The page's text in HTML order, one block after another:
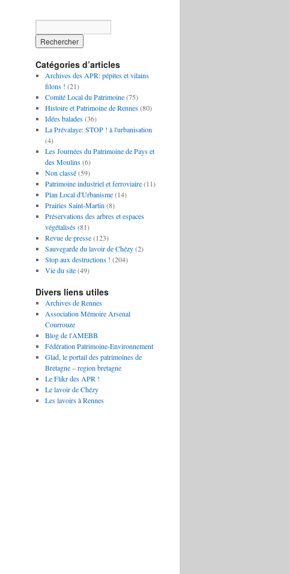
Catégories d’articles
Archives des APR: pépites et vilains
filons ! (21)
Comité Local du Patrimoine(75)
Histoire et Patrimoine de Rennes(80)
Idées balades(36)
La Prévalaye: STOP ! à l'urbanisation
(4)
Les Journées du Patrimoine de Pays et
des Moulins(6)
Non classé(59)
Patrimoine industriel et ferroviaire(11)
Plan Local d'Urbanisme(14)
Prairies Saint-Martin (8)
Préservations des arbres et espaces
végétalisés(81)
Revue de presse(123)
Sauvegarde du lavoir de Chézy(2)
Stop aux destructions ! (204)
Vie du site(49)
Divers liens utiles
Archives de Rennes
Association Mémoire Arsenal
Courrouze
Blog de l'AMEBB
Fédération Patrimoine-Environnement
Glad, le portail des patrimoines de
Bretagne – region bretagne
Le Flikr des APR !
Le lavoir de Chézy
Les lavoirs à Rennes